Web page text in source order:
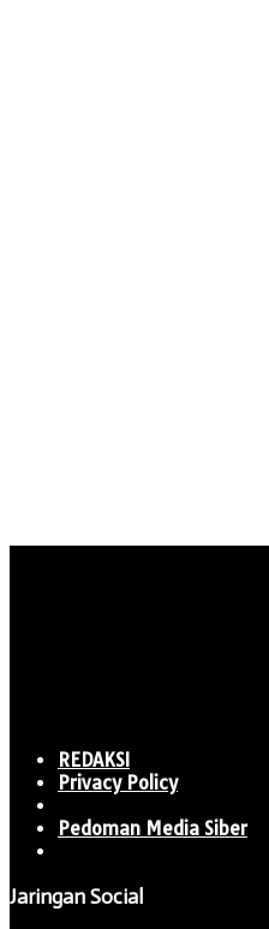
REDAKSI
Privacy Policy
Pedoman Media Siber
Jaringan Social